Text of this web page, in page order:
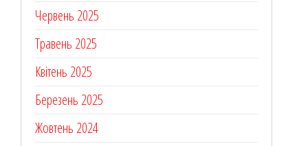
Червень 2025
Травень 2025
Квітень 2025
Березень 2025
Жовтень 2024